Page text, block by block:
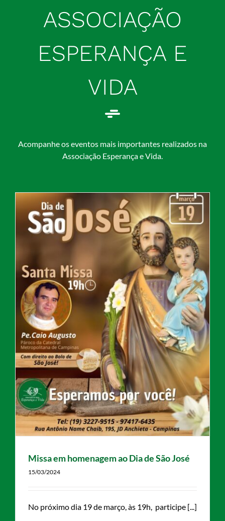
ASSOCIAÇÃO
ESPERANÇA E
VIDA
Acompanhe os eventos mais importantes realizados na
Associação Esperança e Vida.
Missa em homenagem ao Dia de São José
15/03/2024
No próximo dia 19 de março, às 19h, participe [...]